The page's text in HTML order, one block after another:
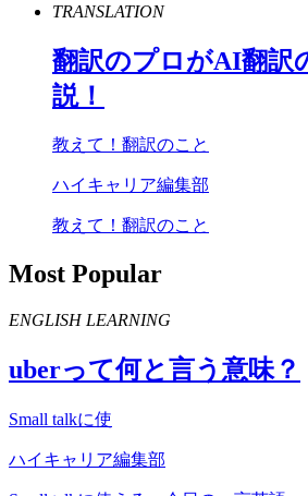
TRANSLATION
翻訳のプロがAI翻訳
説！
教えて！翻訳のこと
ハイキャリア編集部
教えて！翻訳のこと
Most Popular
ENGLISH LEARNING
uberって何と言う意味？
Small talkに使
ハイキャリア編集部